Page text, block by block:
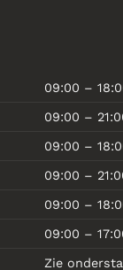
09:00 –
09:00 –
09:00 –
09:00 –
09:00 –
09:00 –
Zie